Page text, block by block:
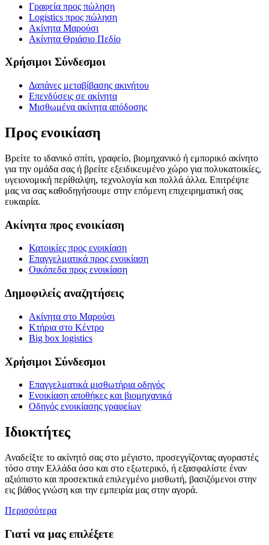
Γραφεία προς πώληση
Logistics προς πώληση
Ακίνητα Μαρούσι
Ακίνητα Θριάσιο Πεδίο
Χρήσιμοι Σύνδεσμοι
Δαπάνες μεταβίβασης ακινήτου
Επενδύσεις σε ακίνητα
Μισθωμένα ακίνητα απόδοσης
Προς ενοικίαση
Βρείτε το ιδανικό σπίτι, γραφείο, βιομηχανικό ή εμπορικό ακίνητο
για την ομάδα σας ή βρείτε εξειδικευμένο χώρο για πολυκατοικίες,
υγειονομική περίθαλψη, τεχνολογία και πολλά άλλα. Επιτρέψτε
μας να σας καθοδηγήσουμε στην επόμενη επιχειρηματική σας
ευκαιρία.
Ακίνητα προς ενοικίαση
Κατοικίες προς ενοικίαση
Επαγγελματικά προς ενοικίαση
Οικόπεδα προς ενοικίαση
Δημοφιλείς αναζητήσεις
Ακίνητα στο Μαρούσι
Κτήρια στο Κέντρο
Big box logistics
Χρήσιμοι Σύνδεσμοι
Επαγγελματικά μισθωτήρια οδηγός
Ενοικίαση αποθήκες και βιομηχανικά
Οδηγός ενοικίασης γραφείων
Ιδιοκτήτες
Αναδείξτε το ακίνητό σας στο μέγιστο, προσεγγίζοντας αγοραστές
τόσο στην Ελλάδα όσο και στο εξωτερικό, ή εξασφαλίστε έναν
αξιόπιστο και προσεκτικά επιλεγμένο μισθωτή, βασιζόμενοι στην
εις βάθος γνώση και την εμπειρία μας στην αγορά.
Περισσότερα
Γιατί να μας επιλέξετε